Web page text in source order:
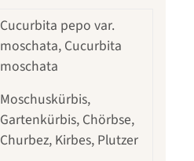
Cucurbita pepo var.
moschata, Cucurbita
moschata
Moschuskürbis,
Gartenkürbis, Chörbse,
Churbez, Kirbes, Plutzer